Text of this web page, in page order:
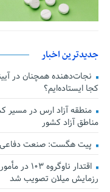
جدیدترین اخبار
کجا ایستاده‌ایم؟
منطقه آزاد ارس در
مناطق آزاد کشور
پیت هگست: صنعت دفاعی
رزمایش میلان تصویب شد